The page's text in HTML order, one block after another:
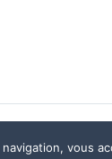
communication
vous